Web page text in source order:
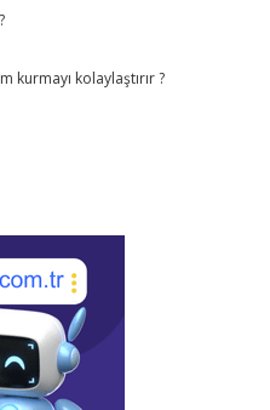
kurmayı kolaylaştırır ?